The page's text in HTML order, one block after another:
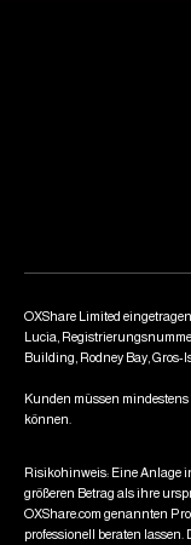
OXShare Limited
Lucia,
Building, Rodney Bay, Gros-
Kunden müssen mindestens
können.
Risikohinweis: Eine Anlage
größeren Betrag als ihre
OXShare.com genannten
professionell beraten lassen.